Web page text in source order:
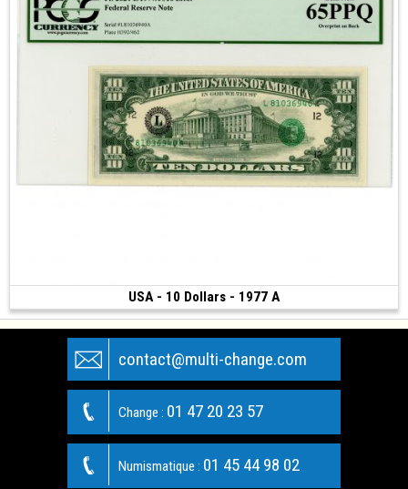
USA - 10 Dollars - 1977 A
contact@multi-change.com
Change : 01 47 20 23 57
Numismatique : 01 45 44 98 02